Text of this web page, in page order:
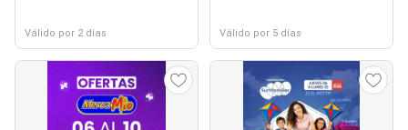
Válido por 2 días Válido por 5 días